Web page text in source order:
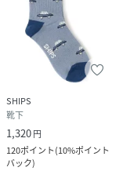
SHIPS
靴下
1,320円
120ポイント(10%ポイント
バック)